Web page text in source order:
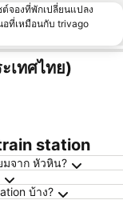
จองที่พักเปลี่ยนแปลง
ที่เหมือนกับ trivago
เทศไทย)
station
มจาก หัวหิน?
บ้าง?